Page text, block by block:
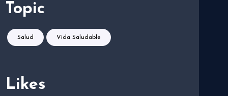
Topic
Salud Vida Saludable
Likes